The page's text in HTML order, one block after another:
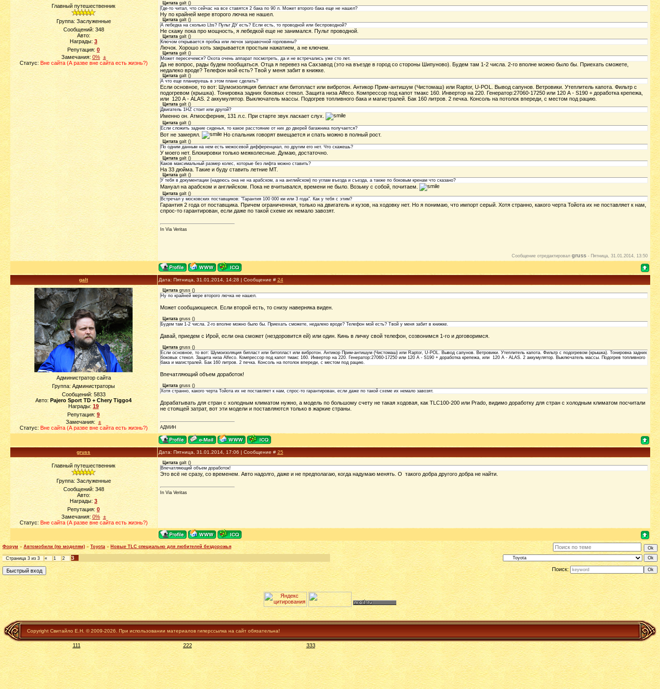
Главный путешественник
Группа: Заслуженные
Сообщений: 348
Авто:
Награды: 3
Репутация:0
Замечания: 0% ±
Статус: Вне сайта (А разве вне сайта есть жизнь?)
Цитата galt()
Где-то читал, что сейчас на все ставятся 2 бака по 90 л. Может второго бака еще не нашел?
Ну по крайней мере второго лючка не нашел.
Цитата galt()
А лебедка на сколько Lbs? Пульт ДУ есть? Если есть, то проводной или беспроводной?
Не скажу пока про мощность, я лебедкой еще не занимался. Пульт проводной.
Цитата galt()
Ключом открывается пробка или лючок заправочной горловины?
Лючок. Хорошо хоть закрывается простым нажатием, а не ключем.
Цитата galt()
Может пересечемся? Охота очень аппарат посмотреть, да и не встречались уже сто лет.
Да не вопрос, рады будем пообщаться. Отца я перевез на Сахзавод (это на въезде в город со стороны Шипуново). Будем там 1-2 числа. 2-го вполне можно было бы. Приехать сможете,
недалеко вроде? Телефон мой есть? Твой у меня забит в книжке.
Цитата galt()
А что еще планируешь в этом плане сделать?
Если основное, то вот: Шумоизоляция бипласт или битопласт или вибротон. Антикор Прим-антишум (Чистомаш) или Raptor, U-POL. Вывод сапунов. Ветровики. Утеплитель капота. Фильтр с
подогревом (крышка). Тонировка задних боковых стекол. Защита низа Alfeco. Компрессор под капот тмакс 160. Инвертор на 220. Генератор:27060-17250 или 120 А - S190 + доработка крепежа,
или 120 А - ALAS. 2 аккумулятор. Выключатель массы. Подогрев топливного бака и магистралей. Бак 160 литров. 2 печка. Консоль на потолок впереди, с местом под рацию.
Цитата galt()
Двигатель 1HZ стоит или другой?
Именно он. Атмосферник, 131 л.с. При старте звук ласкает слух.
Цитата galt()
Если сложить задние сиденья, то какое расстояние от них до дверей багажника получается?
Вот не замерял. Но спальник говорят вмещается и спать можно в полный рост.
Цитата galt()
По одним данным на нем есть межосевой дифференциал, по другим его нет. Что скажешь?
У моего нет. Блокировки только межколесные. Думаю, достаточно.
Цитата galt()
Каков максимальный размер колес, которые без лифта можно ставить?
На 33 дюйма. Такие и буду ставить летние МТ.
Цитата galt()
У тебя в документации (надеюсь она не на арабском, а на английском) по углам въезда и съезда, а также по боковым кренам что сказано?
Мануал на арабском и английском. Пока не вчитывался, времени не было. Возьму с собой, почитаем.
Цитата galt()
Встречал у московских поставщиков: "Гарантия 100 000 км или 3 года". Как у тебя с этим?
Гарантия 2 года от поставщика. Причем ограниченная, только на двигатель и кузов, на ходовку нет. Но я понимаю, что импорт серый. Хотя странно, какого черта Тойота их не поставляет к нам,
спрос-то гарантирован, если даже по такой схеме их немало завозят.
In Via Veritas
Сообщение отредактировал gruss- Пятница, 31.01.2014, 13:50
galt Дата: Пятница, 31.01.2014, 14:28 | Сообщение # 24
Администратор сайта
Группа: Администраторы
Сообщений: 5833
Авто: Pajero Sport TD + Chery Tiggo4
Награды: 19
Репутация: 9
Замечания: ±
Статус: Вне сайта (А разве вне сайта есть жизнь?)
Цитата gruss()
Ну по крайней мере второго лючка не нашел.
Может сообщающиеся. Если второй есть, то снизу наверняка виден.
Цитата gruss()
Будем там 1-2 числа. 2-го вполне можно было бы. Приехать сможете, недалеко вроде? Телефон мой есть? Твой у меня забит в книжке.
Давай, приедем с Ирой, если она сможет (нездоровится ей) или один. Кинь в личку свой телефон, созвонимся 1-го и договоримся.
Цитата gruss()
Если основное, то вот: Шумоизоляция бипласт или битопласт или вибротон. Антикор Прим-антишум (Чистомаш) или Raptor, U-POL. Вывод сапунов. Ветровики. Утеплитель капота. Фильтр с подогревом (крышка). Тонировка задних
боковых стекол. Защита низа Alfeco. Компрессор под капот тмакс 160. Инвертор на 220. Генератор:27060-17250 или 120 А - S190 + доработка крепежа, или 120 А - ALAS. 2 аккумулятор. Выключатель массы. Подогрев топливного
бака и магистралей. Бак 160 литров. 2 печка. Консоль на потолок впереди, с местом под рацию.
Впечатляющий объем доработок!
Цитата gruss()
Хотя странно, какого черта Тойота их не поставляет к нам, спрос-то гарантирован, если даже по такой схеме их немало завозят.
Дорабатывать для стран с холодным климатом нужно, а модель по большому счету не такая ходовая, как TLC100-200 или Prado, видимо доработку для стран с холодным климатом посчитали
не стоящей затрат, вот эти модели и поставляются только в жаркие страны.
АДМИН
gruss Дата: Пятница, 31.01.2014, 17:06 | Сообщение # 25
Главный путешественник
Группа: Заслуженные
Сообщений: 348
Авто:
Награды: 3
Репутация:0
Замечания: 0% ±
Статус: Вне сайта (А разве вне сайта есть жизнь?)
Цитата galt()
Впечатляющий объем доработок!
Это всё не сразу, со временем. Авто надолго, даже и не предполагаю, когда надумаю менять. О такого добра другого добра не найти.
In Via Veritas
Форум » Автомобили (по моделям) » Toyota » Новые TLC специально для любителей бездорожья
Страница 3 из 3 « 1 2
3
Поиск:
Copyright Свитайло Е.Н. © 2009-2026. При использовании материалов гиперссылка на сайт обязательна!
111 222 333